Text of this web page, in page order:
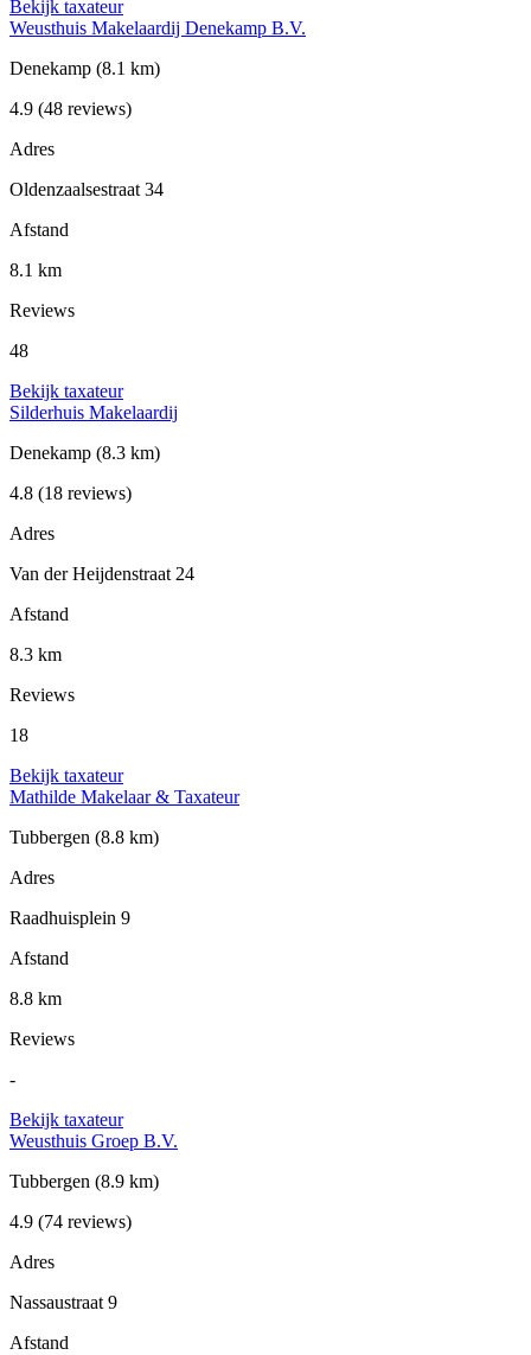
Bekijk taxateur
Weusthuis Makelaardij Denekamp B.V.
Denekamp (8.1 km)
4.9 (48 reviews)
Adres
Oldenzaalsestraat 34
Afstand
8.1 km
Reviews
48
Bekijk taxateur
Silderhuis Makelaardij
Denekamp (8.3 km)
4.8 (18 reviews)
Adres
Van der Heijdenstraat 24
Afstand
8.3 km
Reviews
18
Bekijk taxateur
Mathilde Makelaar & Taxateur
Tubbergen (8.8 km)
Adres
Raadhuisplein 9
Afstand
8.8 km
Reviews
-
Bekijk taxateur
Weusthuis Groep B.V.
Tubbergen (8.9 km)
4.9 (74 reviews)
Adres
Nassaustraat 9
Afstand